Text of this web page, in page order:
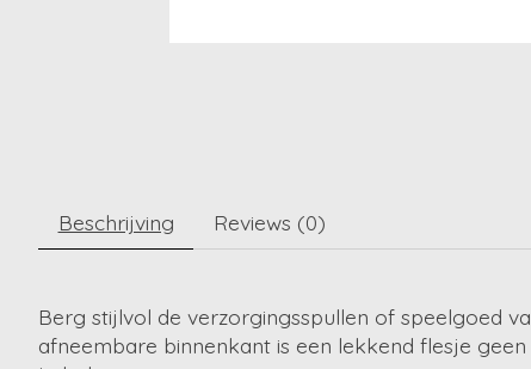
Beschrijving Reviews (0)
Berg stijlvol de verzorgingsspullen of speelgoed
afneembare binnenkant is een lekkend flesje